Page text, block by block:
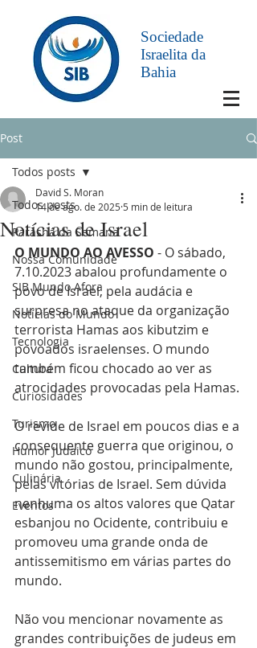
Sociedade
Israelita da
Bahia
Post
Todos posts
Parashá da Semana
Nossa Comunidade
SIB Mundo Afora
Notícias do Mundo
Tecnologia
Cultura
Curiosidades
Turismo
Humor Judaico
Culinária
Eventos
Todos posts
Notícias de Israel
David S. Moran
14 de ago. de 2025 5 min de leitura
O MUNDO AO AVESSO - O sábado,
7.10.2023 abalou profundamente o
povo de Israel, pela audácia e
surpresa no ataque da organização
terrorista Hamas aos kibutzim e
povoados israelenses. O mundo
também ficou chocado ao ver as
atrocidades provocadas pela Hamas.
O revide de Israel em poucos dias e a
consequente guerra que originou, o
mundo não gostou, principalmente,
pelas vitórias de Israel. Sem dúvida
nenhuma os altos valores que Qatar
esbanjou no Ocidente, contribuiu e
promoveu uma grande onda de
antissemitismo em várias partes do
mundo.
Não vou mencionar novamente as
grandes contribuições de judeus em